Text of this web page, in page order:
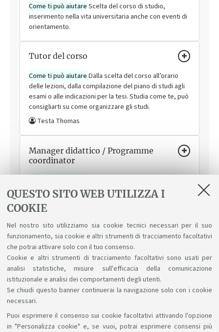
QUESTO SITO WEB UTILIZZA I
COOKIE
Nel nostro sito utilizziamo sia cookie tecnici necessari per il suo
funzionamento, sia cookie e altri strumenti di tracciamento facoltativi
che potrai attivare solo con il tuo consenso.
Cookie e altri strumenti di tracciamento facoltativi sono usati per
analisi statistiche, misure sull'efficacia della comunicazione
istituzionale e analisi dei comportamenti degli utenti.
Se chiudi questo banner continuerai la navigazione solo con i cookie
necessari.
Puoi esprimere il consenso sui cookie facoltativi attivando l'opzione
in "Personalizza cookie" e, se vuoi, potrai esprimere consensi più
Come ti può aiutareScelta del corso di studio,
inserimento nella vita universitaria anche con eventi di
orientamento.
Tutor del corso
Come ti può aiutareDalla scelta del corso all’orario
delle lezioni, dalla compilazione del piano di studi agli
esami o alle indicazioni per la tesi. Studia come te, può
consigliarti su come organizzare gli studi.
Testa Thomas
Manager didattico / Programme
coordinator
organizzativi relativamente allo svolgimento delle
attività del corso, informazioni generali su ammissioni,
esami, orari, piano di studi e laurea.
Carlotta Severi
Sosteniamo il diritto alla conoscenza